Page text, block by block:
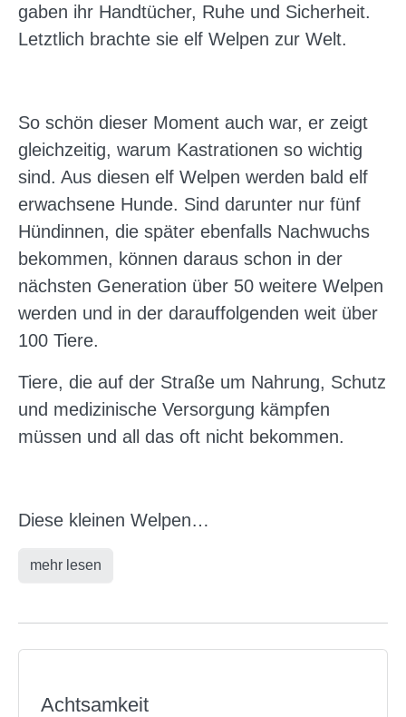
gaben ihr Handtücher, Ruhe und Sicherheit.
Letztlich brachte sie elf Welpen zur Welt.
So schön dieser Moment auch war, er zeigt
gleichzeitig, warum Kastrationen so wichtig
sind. Aus diesen elf Welpen werden bald elf
erwachsene Hunde. Sind darunter nur fünf
Hündinnen, die später ebenfalls Nachwuchs
bekommen, können daraus schon in der
nächsten Generation über 50 weitere Welpen
werden und in der darauffolgenden weit über
100 Tiere.
Tiere, die auf der Straße um Nahrung, Schutz
und medizinische Versorgung kämpfen
müssen und all das oft nicht bekommen.
Diese kleinen Welpen…
mehr lesen
Achtsamkeit